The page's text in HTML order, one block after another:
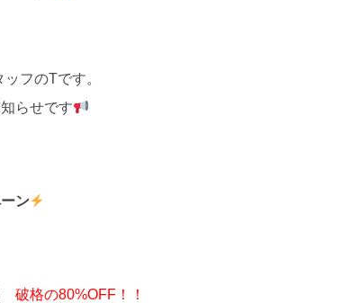
フのTです。
らせです
ン
破格の80%OFF！！